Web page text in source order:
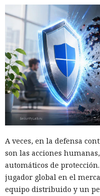
A veces, en la defensa
son las acciones
automáticos de
jugador global en el
equipo distribuido y un